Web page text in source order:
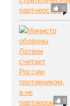
10
9